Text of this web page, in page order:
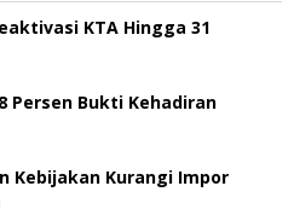
KTA Hingga 31
Persen Bukti Kehadiran
Kebijakan Kurangi Impor